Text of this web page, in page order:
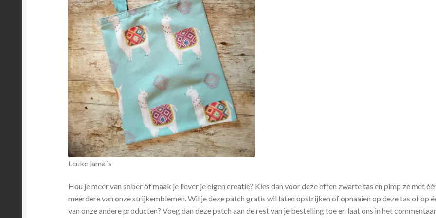
Leuke lama´s
Hou je meer van sober óf maak je liever je eigen creatie? Kies dan voor deze effen zwarte tas en pimp ze met
meerdere van onze strijkemblemen. Wil je deze patch gratis wil laten opstrijken of opnaaien op deze tas of op
van onze andere producten? Voeg dan deze patch aan de rest van je bestelling toe en laat ons in het